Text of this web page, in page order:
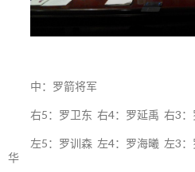
中：罗箭将军
右5：罗卫东 右4：罗延禹 右3
左5：罗训森 左4：罗海曦 左3
华